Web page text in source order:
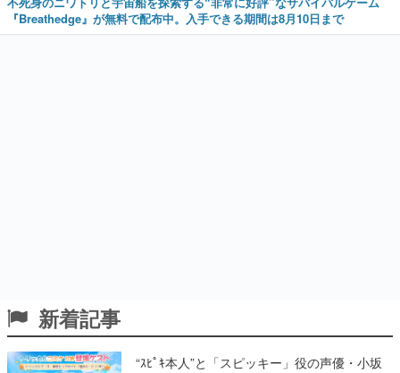
『Breathedge』が無料で配布中。入手できる期間は8月10日まで
新着記事
“ｽﾋﾟｷ本人”と「スピッキー」役の声優・小坂